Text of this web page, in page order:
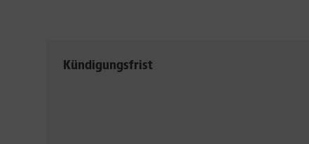
Kündigungsfrist